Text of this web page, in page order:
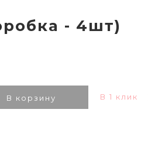
- 4шт)
В корзину В 1 клик